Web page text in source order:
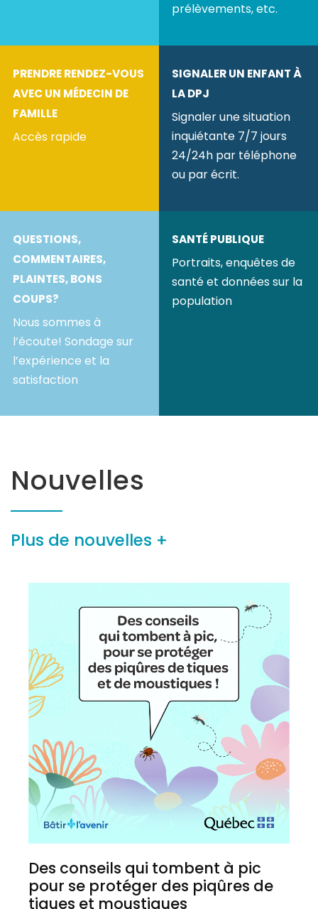
prélèvements, etc.
PRENDRE RENDEZ-VOUS
AVEC UN MÉDECIN DE
FAMILLE
Accès rapide
SIGNALER UN ENFANT À
LA DPJ
Signaler une situation
inquiétante 7/7 jours
24/24h par téléphone
ou par écrit.
QUESTIONS,
COMMENTAIRES,
PLAINTES, BONS
COUPS?
Nous sommes à
l’écoute! Sondage sur
l’expérience et la
satisfaction
SANTÉ PUBLIQUE
Portraits, enquêtes de
santé et données sur la
population
Nouvelles
Plus de nouvelles +
Des conseils qui tombent à pic
pour se protéger des piqûres de
tiques et moustiques